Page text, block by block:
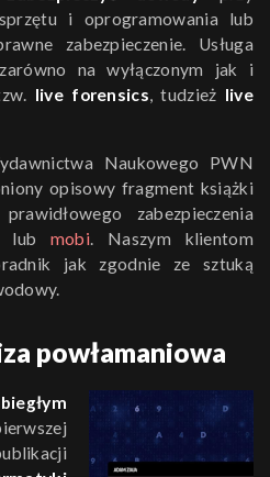
i oprogramowania lub
zabezpieczenie. Usługa
na wyłączonym jak i
live forensics, tudzież live
Naukowego PWN
opisowy fragment książki
zabezpieczenia
lub mobi. Naszym klientom
jak zgodnie ze sztuką
powłamaniowa
biegłym